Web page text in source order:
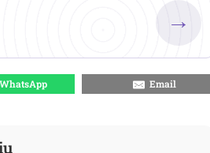
→
WhatsApp Email